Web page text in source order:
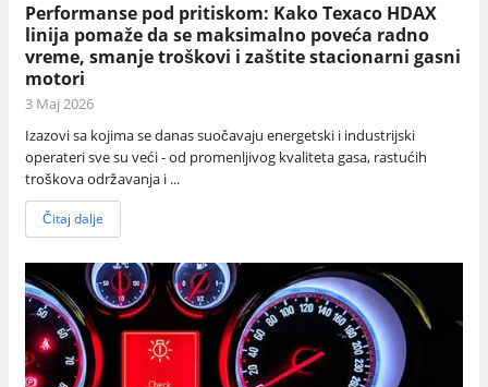
Performanse pod pritiskom: Kako Texaco HDAX
linija pomaže da se maksimalno poveća radno
vreme, smanje troškovi i zaštite stacionarni gasni
motori
3 Maj 2026
Izazovi sa kojima se danas suočavaju energetski i industrijski
operateri sve su veći - od promenljivog kvaliteta gasa, rastućih
troškova održavanja i ...
Čitaj dalje